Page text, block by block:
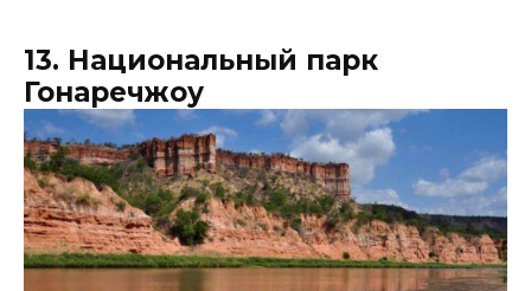
13. Национальный парк
Гонаречжоу